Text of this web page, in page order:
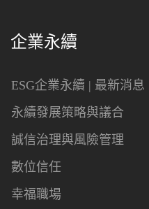
企業永續
ESG企業永續 | 最新消息
永續發展策略與議合
誠信治理與風險管理
數位信任
幸福職場